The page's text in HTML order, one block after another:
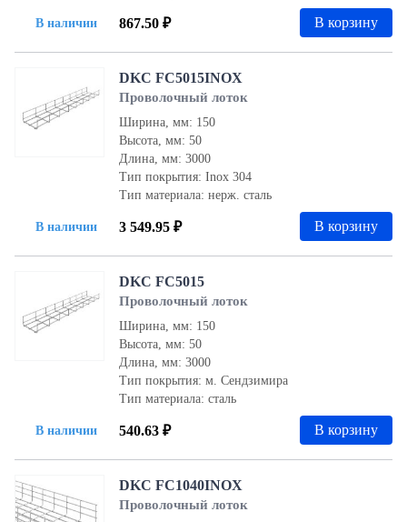
В наличии 867.50 ₽ В корзину
В наличии
DKC FC5015INOX
Проволочный лоток
Ширина, мм: 150
Высота, мм: 50
Длина, мм: 3000
Тип покрытия: Inox 304
Тип материала: нерж. сталь
3 549.95 ₽ В корзину
В наличии
DKC FC5015
Проволочный лоток
Ширина, мм: 150
Высота, мм: 50
Длина, мм: 3000
Тип покрытия: м. Сендзимира
Тип материала: сталь
540.63 ₽ В корзину
DKC FC1040INOX
Проволочный лоток